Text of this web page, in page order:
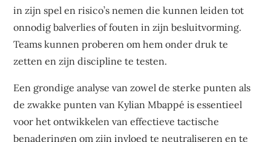
in zijn spel en risico’s nemen die kunnen leiden tot
onnodig balverlies of fouten in zijn besluitvorming.
Teams kunnen proberen om hem onder druk te
zetten en zijn discipline te testen.
Een grondige analyse van zowel de sterke punten als
de zwakke punten van Kylian Mbappé is essentieel
voor het ontwikkelen van effectieve tactische
benaderingen om zijn invloed te neutraliseren en te